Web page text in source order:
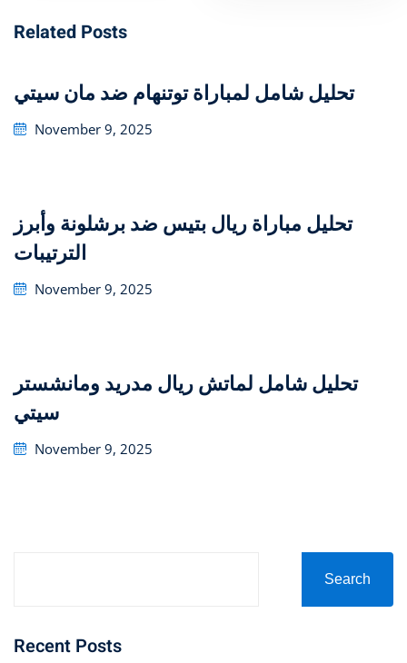
Related Posts
تحليل شامل لمباراة توتنهام ضد مان سيتي
Posted
November 9, 2025
تحليل مباراة ريال بتيس ضد برشلونة وأبرز
الترتيبات
Posted
November 9, 2025
تحليل شامل لماتش ريال مدريد ومانشستر
سيتي
Posted
November 9, 2025
Search
Recent Posts